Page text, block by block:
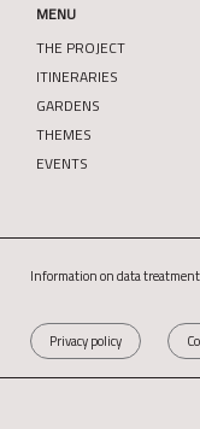
MENU
THE PROJECT
ITINERARIES
GARDENS
THEMES
EVENTS
Information on data treatment
Privacy policy